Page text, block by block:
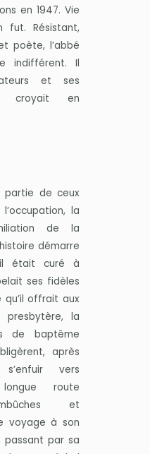
en 1947. Vie
fut. Résistant,
poète, l’abbé
indifférent. Il
et ses
croyait en
partie de ceux
la
de la
démarre
était curé à
ses fidèles
qu’il offrait aux
presbytère, la
de baptême
après
vers
longue route
et
voyage à son
passant par sa